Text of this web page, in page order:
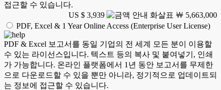
접근할 수 있습니다.
US $ 3,939
￦ 5,663,000
PDF, Excel & 1 Year Online Access (Enterprise User License)
PDF & Excel 보고서를 동일 기업의 전 세계 모든 분이 이용할
수 있는 라이선스입니다. 텍스트 등의 복사 및 붙여넣기, 인쇄
가 가능합니다. 온라인 플랫폼에서 1년 동안 보고서를 무제한
으로 다운로드할 수 있을 뿐만 아니라, 정기적으로 업데이트되
는 정보에 접근할 수 있습니다.